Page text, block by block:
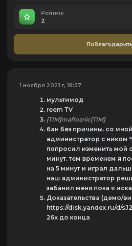
Рейтинг
2
Поблагодарить
1 ноября 2021 г, 18:57
мультимод
reem TV
[TIM]mafioznic[TIM]
бан без причины. со
администратор с ником
попросил изменить мой
минут. тем временем я
на 5 минут и играл
наш администратор
забанил меня пока я
Доказательства (демо/
https://disk.yandex.ru/d/
26к до конца